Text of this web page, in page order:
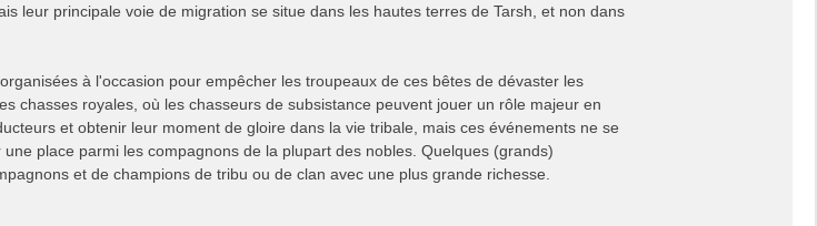
leur principale voie de migration se situe dans les hautes terres de Tarsh, et non dans
à l'occasion pour empêcher les troupeaux de ces bêtes de dévaster les
chasses royales, où les chasseurs de subsistance peuvent jouer un rôle majeur en
et obtenir leur moment de gloire dans la vie tribale, mais ces événements ne se
place parmi les compagnons de la plupart des nobles. Quelques (grands)
et de champions de tribu ou de clan avec une plus grande richesse.